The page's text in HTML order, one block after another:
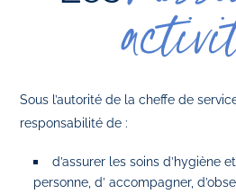
Sous l’autorité de la cheffe de
responsabilité de :
d’assurer les soins d’hygiène
personne, d’ accompagner,